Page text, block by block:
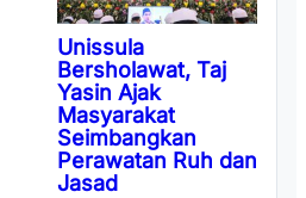
Unissula
Bersholawat, Taj
Yasin Ajak
Masyarakat
Seimbangkan
Perawatan Ruh dan
Jasad